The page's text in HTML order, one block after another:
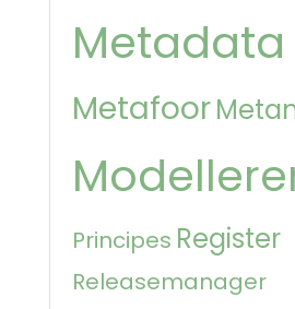
Metadata
Metafoor
Principes Register
Releasemanager